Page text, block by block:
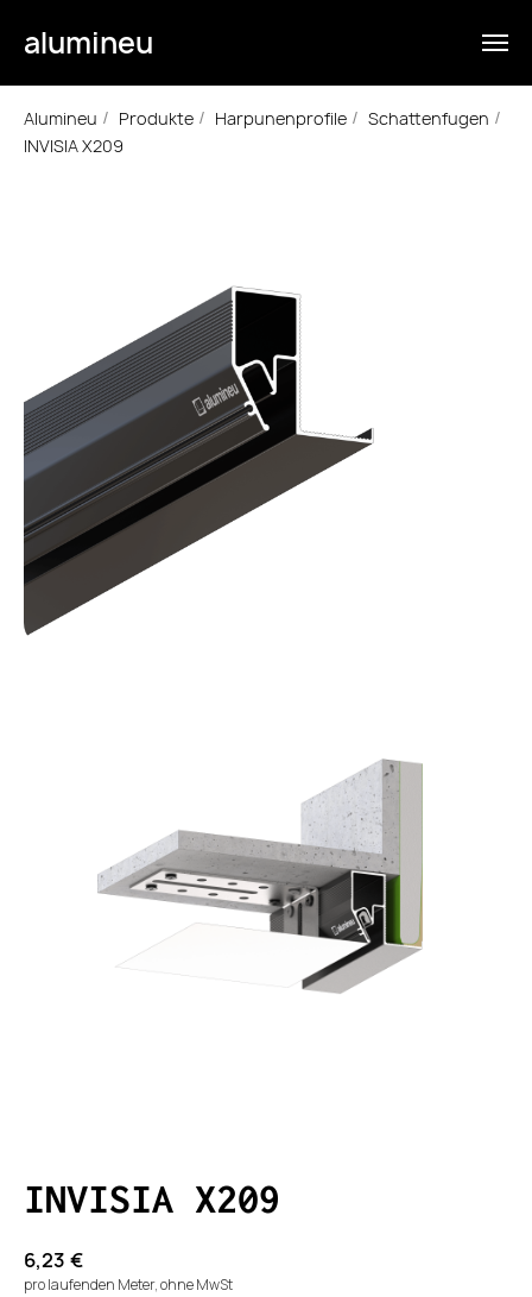
alumineu
Alumineu / Produkte / Harpunenprofile / Schattenfugen /
INVISIA X209
INVISIA X209
6,23 €
pro laufenden Meter, ohne MwSt